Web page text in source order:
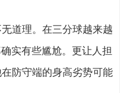
道理。在三分球越来越
实有些尴尬。更让人担
防守端的身高劣势可能